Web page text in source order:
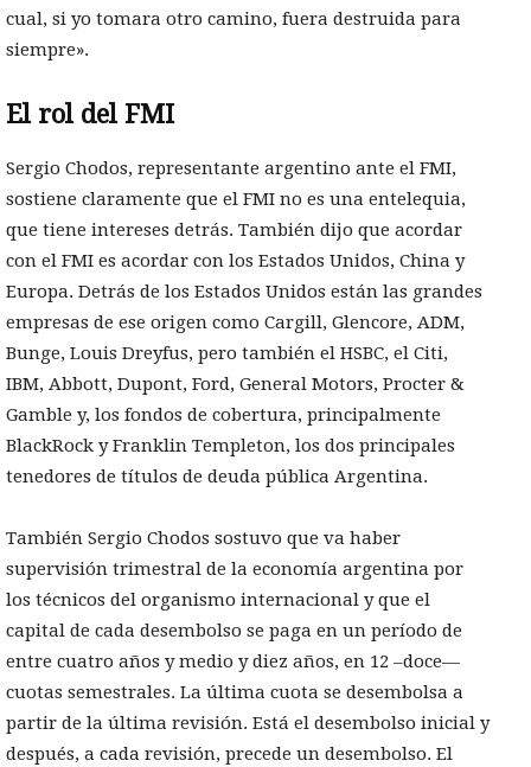
cual, si yo tomara otro camino, fuera destruida para
siempre».
El rol del FMI
Sergio Chodos, representante argentino ante el FMI,
sostiene claramente que el FMI no es una entelequia,
que tiene intereses detrás. También dijo que acordar
con el FMI es acordar con los Estados Unidos, China y
Europa. Detrás de los Estados Unidos están las grandes
empresas de ese origen como Cargill, Glencore, ADM,
Bunge, Louis Dreyfus, pero también el HSBC, el Citi,
IBM, Abbott, Dupont, Ford, General Motors, Procter &
Gamble y, los fondos de cobertura, principalmente
BlackRock y Franklin Templeton, los dos principales
tenedores de títulos de deuda pública Argentina.
También Sergio Chodos sostuvo que va haber
supervisión trimestral de la economía argentina por
los técnicos del organismo internacional y que el
capital de cada desembolso se paga en un período de
entre cuatro años y medio y diez años, en 12 –doce—
cuotas semestrales. La última cuota se desembolsa a
partir de la última revisión. Está el desembolso inicial y
después, a cada revisión, precede un desembolso. El